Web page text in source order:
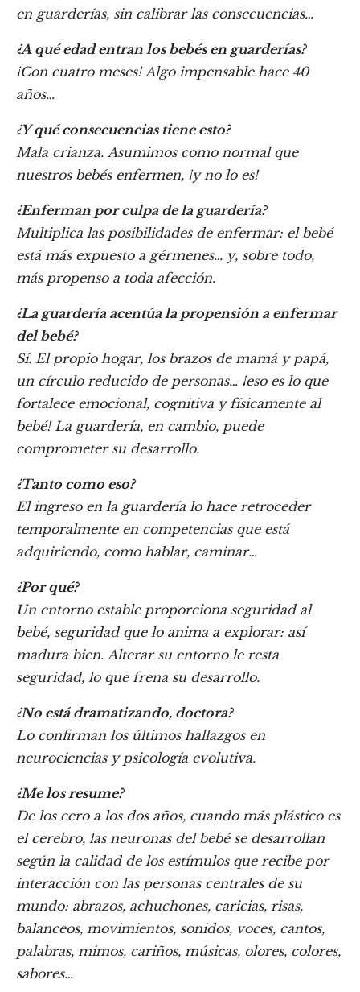
en guarderías, sin calibrar las consecuencias…
¿A qué edad entran los bebés en guarderías?
¡Con cuatro meses! Algo impensable hace 40
años…
¿Y qué consecuencias tiene esto?
Mala crianza. Asumimos como normal que
nuestros bebés enfermen, ¡y no lo es!
¿Enferman por culpa de la guardería?
Multiplica las posibilidades de enfermar: el bebé
está más expuesto a gérmenes… y, sobre todo,
más propenso a toda afección.
¿La guardería acentúa la propensión a enfermar
del bebé?
Sí. El propio hogar, los brazos de mamá y papá,
un círculo reducido de personas… ¡eso es lo que
fortalece emocional, cognitiva y físicamente al
bebé! La guardería, en cambio, puede
comprometer su desarrollo.
¿Tanto como eso?
El ingreso en la guardería lo hace retroceder
temporalmente en competencias que está
adquiriendo, como hablar, caminar…
¿Por qué?
Un entorno estable proporciona seguridad al
bebé, seguridad que lo anima a explorar: así
madura bien. Alterar su entorno le resta
seguridad, lo que frena su desarrollo.
¿No está dramatizando, doctora?
Lo confirman los últimos hallazgos en
neurociencias y psicología evolutiva.
¿Me los resume?
De los cero a los dos años, cuando más plástico es
el cerebro, las neuronas del bebé se desarrollan
según la calidad de los estímulos que recibe por
interacción con las personas centrales de su
mundo: abrazos, achuchones, caricias, risas,
balanceos, movimientos, sonidos, voces, cantos,
palabras, mimos, cariños, músicas, olores, colores,
sabores…